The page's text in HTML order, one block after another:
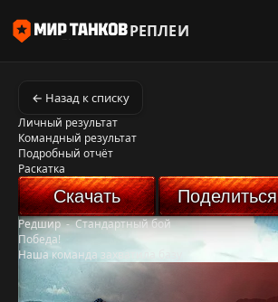
РЕПЛЕИ
← Назад к списку
Личный результат
Командный результат
Подробный отчёт
Раскатка
Скачать Поделиться
Редшир-Стандартный бой
Победа!
Наша команда захватила базу